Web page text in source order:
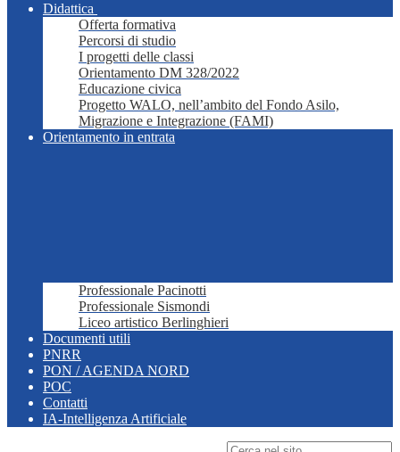
Didattica
Offerta formativa
Percorsi di studio
I progetti delle classi
Orientamento DM 328/2022
Educazione civica
Progetto WALO, nell’ambito del Fondo Asilo,
Migrazione e Integrazione (FAMI)
Orientamento in entrata
Professionale Pacinotti
Professionale Sismondi
Liceo artistico Berlinghieri
Documenti utili
PNRR
PON / AGENDA NORD
POC
Contatti
IA-Intelligenza Artificiale